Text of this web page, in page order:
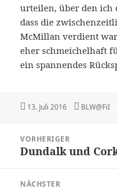
urteilen, über den ich
dass die
McMillan verdient
eher schmeichelhaft
ein spannendes
Veröffentlicht
13. Juli 2016 Autor
BLW@FiI
VORHERIGER
Vorheriger
Dundalk und
NÄCHSTER